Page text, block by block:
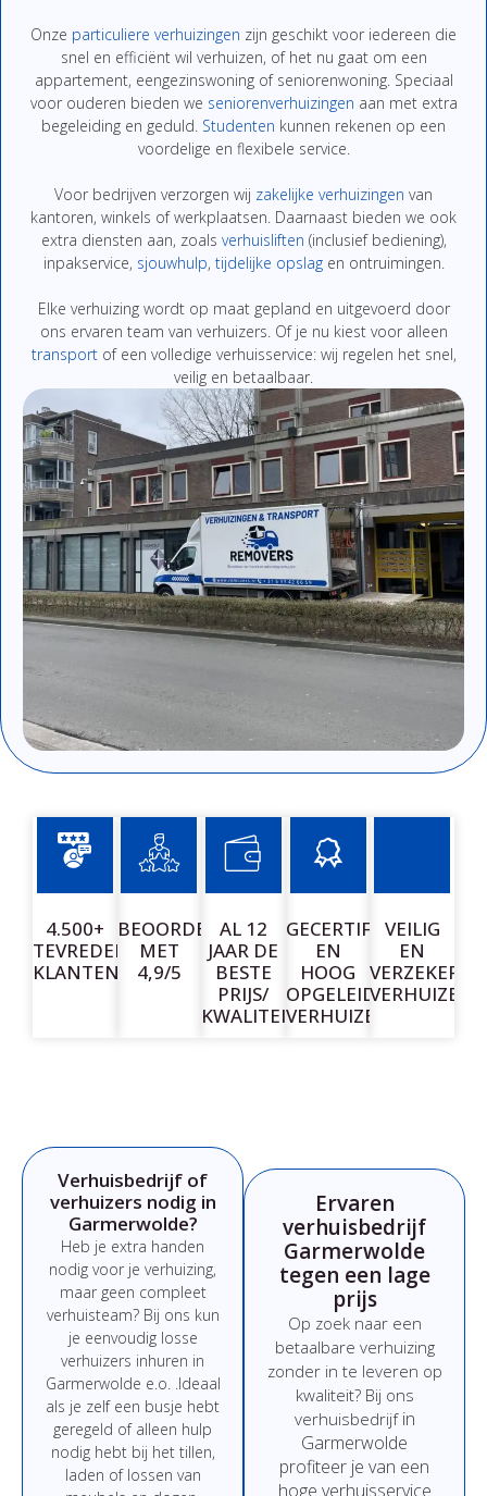
Onze particuliere verhuizingen zijn geschikt voor iedereen die
snel en efficiënt wil verhuizen, of het nu gaat om een
appartement, eengezinswoning of seniorenwoning. Speciaal
voor ouderen bieden we seniorenverhuizingen aan met extra
begeleiding en geduld. Studenten kunnen rekenen op een
voordelige en flexibele service.
Voor bedrijven verzorgen wij zakelijke verhuizingen van
kantoren, winkels ofwerkplaatsen. Daarnaast bieden we ook
extra diensten aan, zoals verhuisliften (inclusief bediening),
inpakservice, sjouwhulp, tijdelijke opslag en ontruimingen
Elke verhuizing wordt op maat gepland en uitgevoerd door
ons ervaren team van verhuizers. Of je nu kiest voor alleen
transport of een volledige verhuisservice: wij regelen het snel,
veilig en betaalbaar.
4.500+
TEVREDEN
KLANTEN
BEOORDEELD
MET
4,9/5
AL 12
JAAR DE
BESTE
PRIJS/
KWALITEIT
GECERTIFICEERDE
EN
HOOG
OPGELEIDE
VERHUIZERS
VEILIG
EN
VERZEKERD
VERHUIZEN
Verhuisbedrijf of
verhuizers nodig in
Garmerwolde?
Heb je extra handen
nodig voor je verhuizing,
maar geen compleet
verhuisteam? Bij ons kun
je eenvoudig losse
verhuizers inhuren in
Garmerwolde e.o.
Ideaal
als je zelf een busje hebt
geregeld of alleen hulp
nodig hebt bij het tillen,
laden of lossen van
Ervaren
verhuisbedrijf
Garmerwolde
tegen een lage
prijs
Op zoek naar een
betaalbare verhuizing
zonder in te leveren op
kwaliteit? Bij ons
verhuisbedrijf in
Garmerwolde
profiteer je van een
hoge verhuisservice